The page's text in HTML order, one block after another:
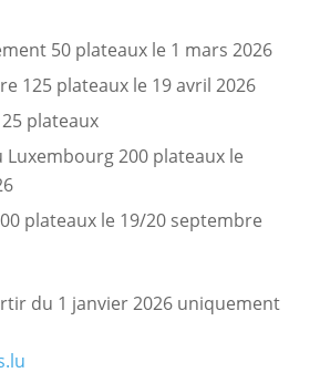
50 plateaux le 1 mars 2026
125 plateaux le 19 avril 2026
plateaux
Luxembourg 200 plateaux le
plateaux le 19/20 septembre
du 1 janvier 2026 uniquement